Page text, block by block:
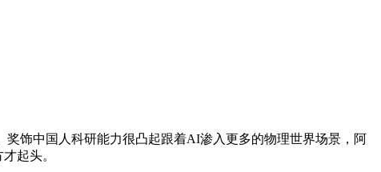
饰中国人科研能力很凸起跟着AI渗入更多的物理世界场景，阿
起头。